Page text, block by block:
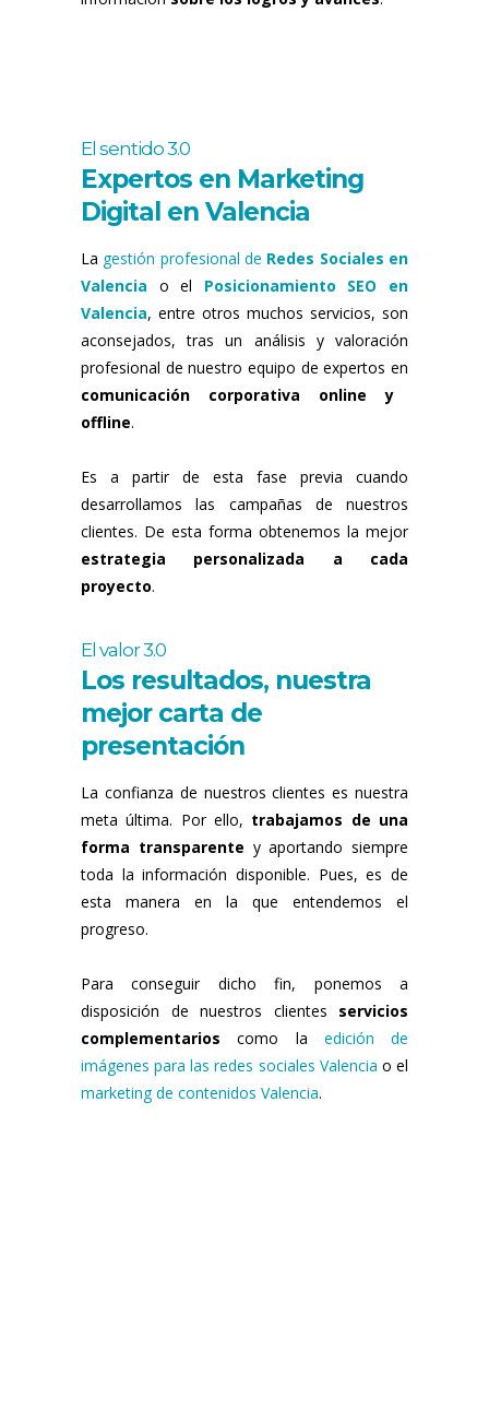
El sentido 3.0
Expertos en Marketing
Digital en Valencia
La gestión profesional de Redes Sociales en
Valencia o el Posicionamiento SEO en
Valencia, entre otros muchos servicios, son
aconsejados, tras un análisis y valoración
profesional de nuestro equipo de expertos en
comunicación corporativa online y
offline.
Es a partir de esta fase previa cuando
desarrollamos las campañas de nuestros
clientes. De esta forma obtenemos la mejor
estrategia personalizada a cada
proyecto.
El valor 3.0
Los resultados, nuestra
mejor carta de
presentación
La confianza de nuestros clientes es nuestra
meta última. Por ello, trabajamos de una
forma transparente y aportando siempre
toda la información disponible. Pues, es de
esta manera en la que entendemos el
progreso.
Para conseguir dicho fin, ponemos a
disposición de nuestros clientes servicios
complementarios como la edición de
imágenes para las redes sociales Valencia o el
marketing de contenidos Valencia.